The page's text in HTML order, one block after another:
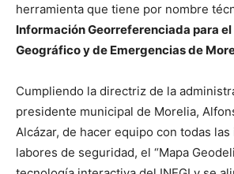
herramienta que tiene por nombre
Información Georreferenciada para
Geográfico y de Emergencias de
Cumpliendo la directriz de la
presidente municipal de Morelia,
Alcázar, de hacer equipo con todas
labores de seguridad, el “Mapa